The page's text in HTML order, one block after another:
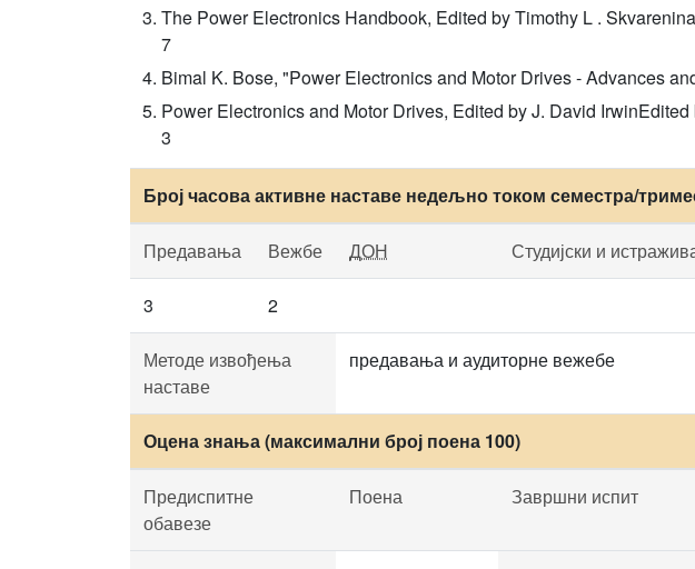
The Power Electronics Handbook, Edited by Timothy L .
7
Bimal K. Bose, "Power Electronics and Motor Drives - Advances
Power Electronics and Motor Drives, Edited by J. David
3
Број часова активне наставе недељно током семестра/
Предавања Вежбе ДОН Студијски и
3 2
Методе извођења
наставе
предавања и аудиторне вежебе
Оцена знања (максимални број поена 100)
Предиспитне
обавезе
Поена Завршни испит